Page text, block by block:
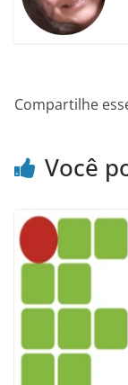
Compartilhe
Você